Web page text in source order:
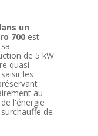
un
700 est
de 5 kW
quasi
les
au
l'énergie
de